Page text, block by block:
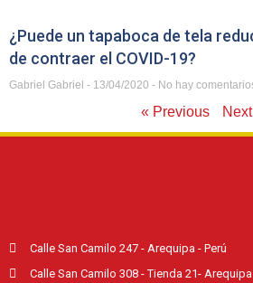
¿Puede un tapaboca de tela
de contraer el COVID-19?
Gabriel Gabriel 13/04/2020 No hay
« Previous
Calle San Camilo 247 - Arequipa - Perú
Calle San Camilo 308 - Tienda 21- Arequipa